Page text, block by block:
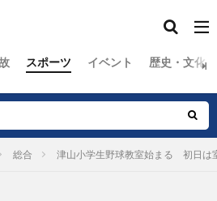
スポーツ イベント 歴史・文化
総合 津山小学生野球教室始まる 初日は